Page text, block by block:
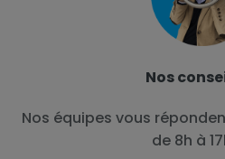
Nos
Nos équipes vous
de 8h à